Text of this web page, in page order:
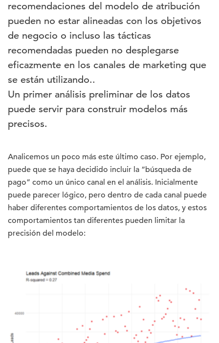
recomendaciones del modelo de atribución
pueden no estar alineadas con los objetivos
de negocio o incluso las tácticas
recomendadas pueden no desplegarse
eficazmente en los canales de marketing que
se están utilizando..
Un primer análisis preliminar de los datos
puede servir para construir modelos más
precisos.
Analicemos un poco más este último caso. Por ejemplo,
puede que se haya decidido incluir la “búsqueda de
pago” como un único canal en el análisis. Inicialmente
puede parecer lógico, pero dentro de cada canal puede
haber diferentes comportamientos de los datos, y estos
comportamientos tan diferentes pueden limitar la
precisión del modelo: